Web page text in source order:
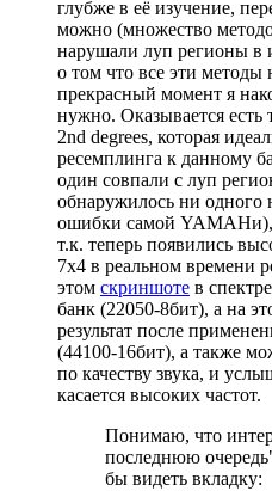
глубже в её изучение,
можно (множество
нарушали луп регионы в
о том что все эти
прекрасный момент я
нужно. Оказывается есть
2nd degrees, которая
ресемплинга к данному
один совпали с луп
обнаружилось ни одного
ошибки самой YAMAHи),
т.к. теперь появились
7x4 в реальном времени
этом скриншоте в
банк (22050-8бит), а на
результат после
(44100-16бит), а также
по качеству звука, и
касается высоких частот.
Понимаю, что
последнюю
бы видеть вкладку: